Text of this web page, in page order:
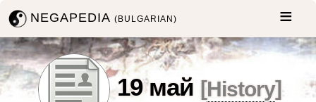
NEGAPEDIA(BULGARIAN)
19 май [History]